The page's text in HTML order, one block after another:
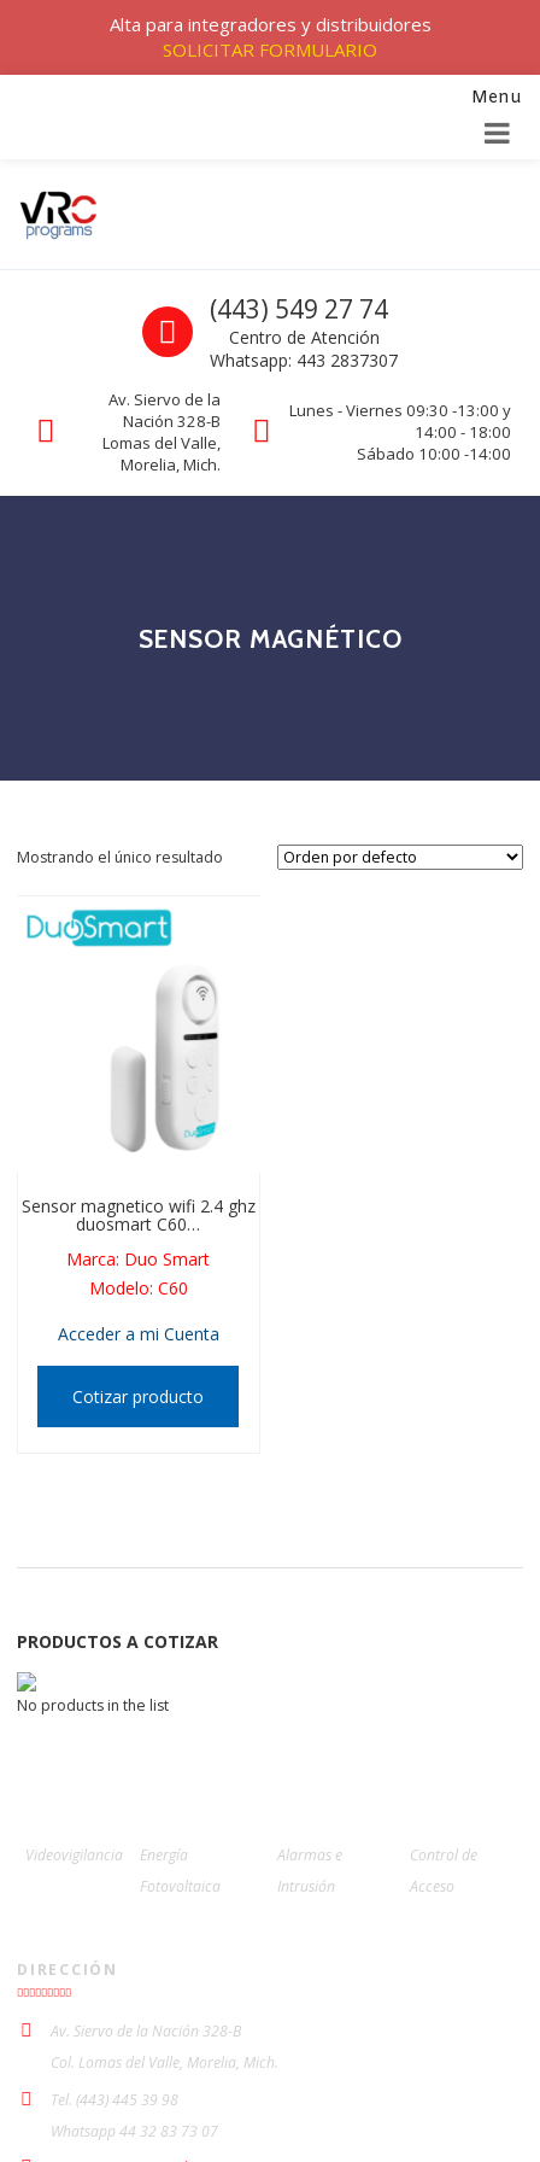
Menu
La seguridad de su empresa es nuestro negocio.
Call us
(443) 549 27 74
Centro de Atención
Whatsapp: 443 2837307
Av. Siervo de la
Nación 328-B
Lomas del Valle,
Morelia, Mich.
Lunes - Viernes 09:30 -13:00 y
14:00 - 18:00
Sábado 10:00 -14:00
SENSOR MAGNÉTICO
Mostrando el único resultado
Sensor magnetico wifi 2.4 ghz
duosmart C60…
Marca: Duo Smart
Modelo: C60
Acceder a mi Cuenta
Cotizar producto
PRODUCTOS A COTIZAR
No products in the list
Videovigilancia
Energía
Fotovoltaica
Alarmas e
Intrusión
Control de
Acceso
DIRECCIÓN
Av. Siervo de la Nación 328-B
Col. Lomas del Valle, Morelia, Mich.
Tel. (443) 445 39 98
Whatsapp 44 32 83 73 07
Alta para integradores y distribuidores
SOLICITAR FORMULARIO